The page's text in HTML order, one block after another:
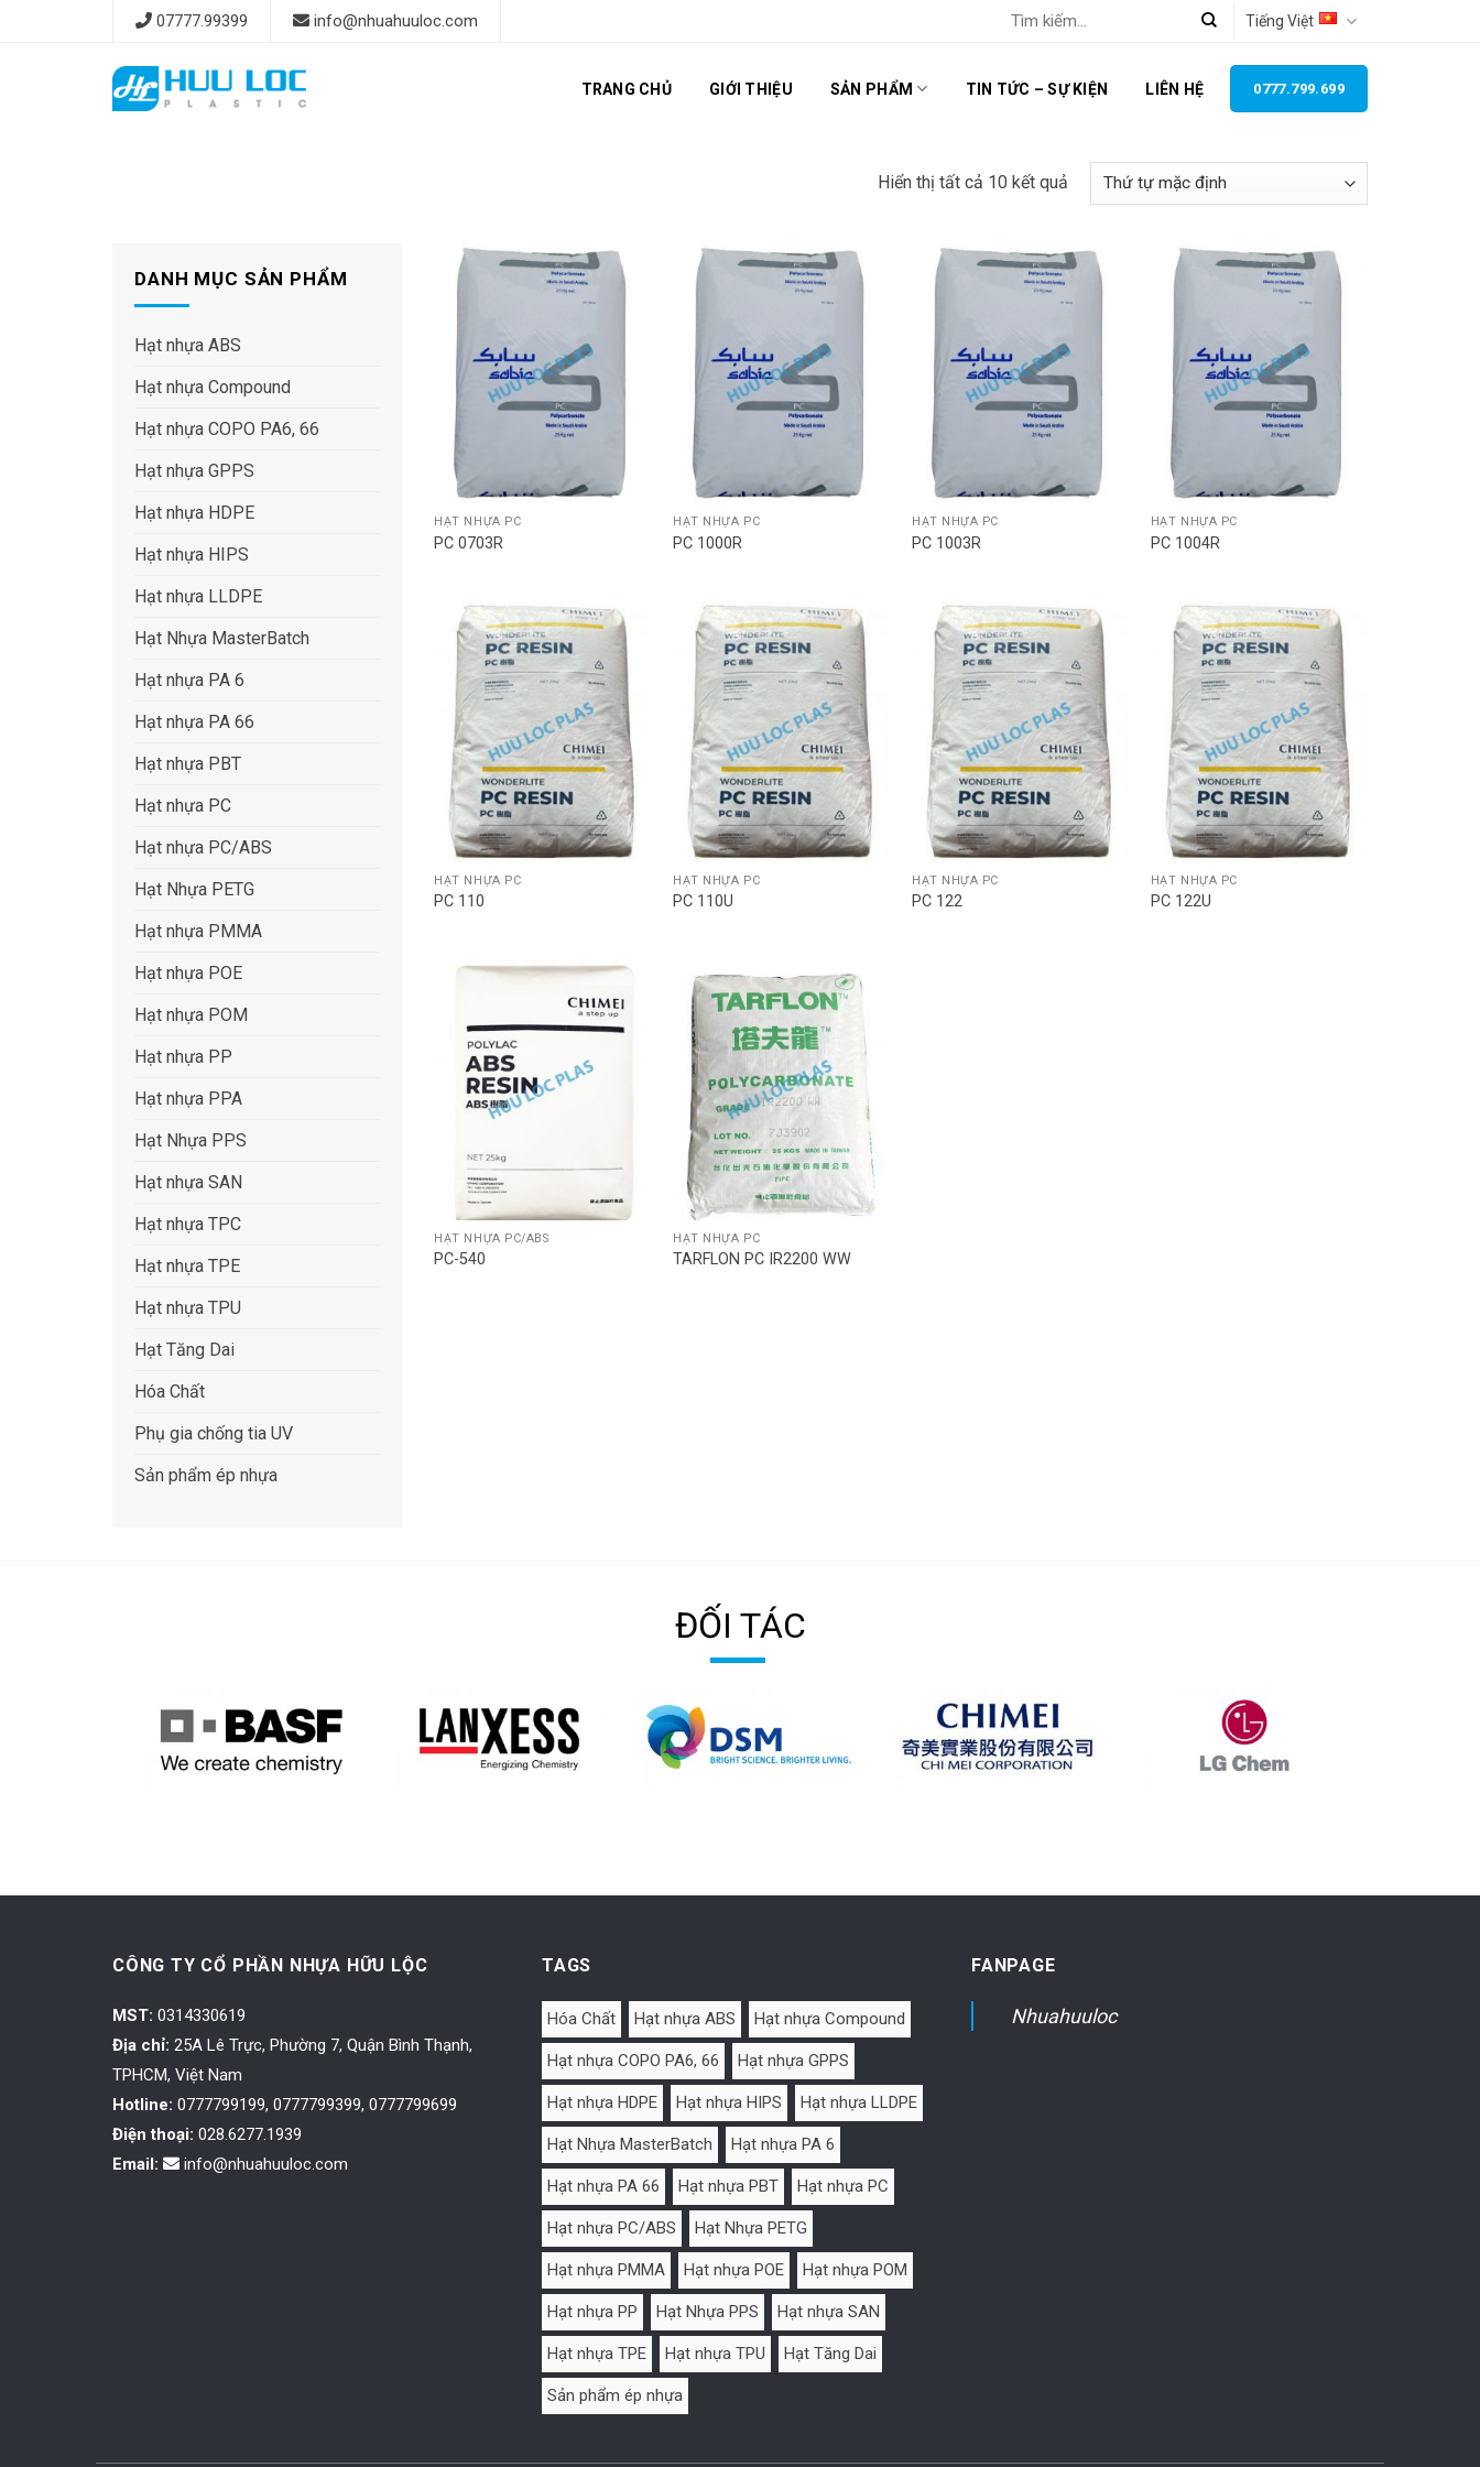
07777.99399 info@nhuahuuloc.com
kiếm:
Tiếng Việt
TRANG CHỦ GIỚI THIỆU SẢN PHẨM TIN TỨC – SỰ KIỆN LIÊN HỆ 0777.799.699
Hiển thị tất cả 10 kết quả
DANH MỤC SẢN PHẨM
Hạt nhựa ABS
Hạt nhựa Compound
Hạt nhựa COPO PA6, 66
Hạt nhựa GPPS
Hạt nhựa HDPE
Hạt nhựa HIPS
Hạt nhựa LLDPE
Hạt Nhựa MasterBatch
Hạt nhựa PA 6
Hạt nhựa PA 66
Hạt nhựa PBT
Hạt nhựa PC
Hạt nhựa PC/ABS
Hạt Nhựa PETG
Hạt nhựa PMMA
Hạt nhựa POE
Hạt nhựa POM
Hạt nhựa PP
Hạt nhựa PPA
Hạt Nhựa PPS
Hạt nhựa SAN
Hạt nhựa TPC
Hạt nhựa TPE
Hạt nhựa TPU
Hạt Tăng Dai
Hóa Chất
Phụ gia chống tia UV
Sản phẩm ép nhựa
HẠT NHỰA PC
PC 0703R
HẠT NHỰA PC
PC 1000R
HẠT NHỰA PC
PC 1003R
HẠT NHỰA PC
PC 1004R
HẠT NHỰA PC
PC 110
HẠT NHỰA PC
PC 110U
HẠT NHỰA PC
PC 122
HẠT NHỰA PC
PC 122U
HẠT NHỰA PC/ABS
PC-540
HẠT NHỰA PC
TARFLON PC IR2200 WW
ĐỐI TÁC
CÔNG TY CỔ PHẦN NHỰA HỮU LỘC
MST: 0314330619
Địa chỉ: 25A Lê Trực, Phường 7, Quận Bình Thạnh,
TPHCM, Việt Nam
Hotline: 0777799199, 0777799399, 0777799699
Điện thoại: 028.6277.1939
Email:
info@nhuahuuloc.com
TAGS
Hóa Chất Hạt nhựa ABS Hạt nhựa Compound
Hạt nhựa COPO PA6, 66 Hạt nhựa GPPS
Hạt nhựa HDPE Hạt nhựa HIPS Hạt nhựa LLDPE
Hạt Nhựa MasterBatch Hạt nhựa PA 6
Hạt nhựa PA 66 Hạt nhựa PBT Hạt nhựa PC
Hạt nhựa PC/ABS Hạt Nhựa PETG
Hạt nhựa PMMA Hạt nhựa POE Hạt nhựa POM
Hạt nhựa PP Hạt Nhựa PPS Hạt nhựa SAN
Hạt nhựa TPE Hạt nhựa TPU Hạt Tăng Dai
Sản phẩm ép nhựa
FANPAGE
Nhuahuuloc